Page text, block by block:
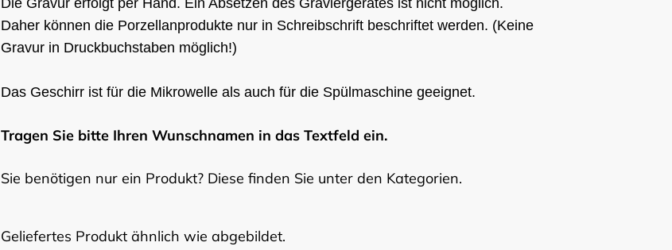
Daher können die Porzellanprodukte nur in Schreibschrift beschriftet werden. (Keine
Gravur in Druckbuchstaben möglich!)
Das Geschirr ist für die Mikrowelle als auch für die Spülmaschine geeignet.
Tragen Sie bitte Ihren Wunschnamen in das Textfeld ein.
Sie benötigen nur ein Produkt? Diese finden Sie unter den Kategorien.
Geliefertes Produkt ähnlich wie abgebildet.